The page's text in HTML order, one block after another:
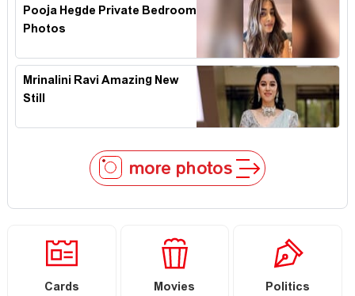
Pooja Hegde Private Bedroom
Photos
Mrinalini Ravi Amazing New
Still
more photos
Cards Movies Politics